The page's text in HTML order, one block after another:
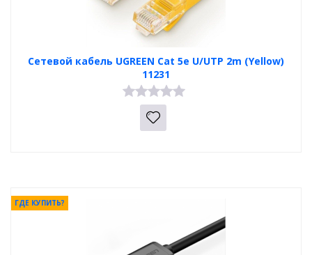
Сетевой кабель UGREEN Cat 5e U/UTP 2m (Yellow)
11231
ГДЕ КУПИТЬ?